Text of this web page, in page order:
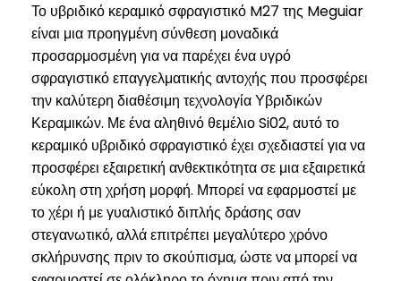
Το υβριδικό κεραμικό σφραγιστικό M27 της Meguiar
είναι μια προηγμένη σύνθεση μοναδικά
προσαρμοσμένη για να παρέχει ένα υγρό
σφραγιστικό επαγγελματικής αντοχής που προσφέρει
την καλύτερη διαθέσιμη τεχνολογία Υβριδικών
Κεραμικών. Με ένα αληθινό θεμέλιο Si02, αυτό το
κεραμικό υβριδικό σφραγιστικό έχει σχεδιαστεί για να
προσφέρει εξαιρετική ανθεκτικότητα σε μια εξαιρετικά
εύκολη στη χρήση μορφή. Μπορεί να εφαρμοστεί με
το χέρι ή με γυαλιστικό διπλής δράσης σαν
στεγανωτικό, αλλά επιτρέπει μεγαλύτερο χρόνο
σκλήρυνσης πριν το σκούπισμα, ώστε να μπορεί να